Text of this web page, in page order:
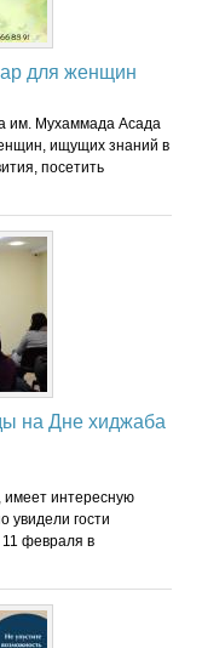
для женщин
им. Мухаммада Асада
ищущих знаний в
посетить
на Дне хиджаба
имеет интересную
увидели гости
11 февраля в